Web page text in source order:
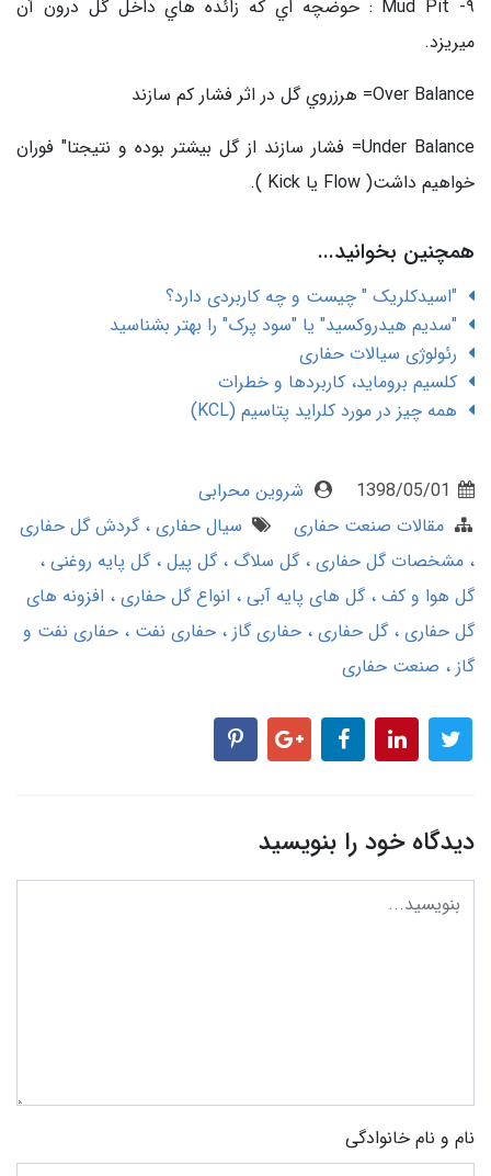
٩- Mud Pit : حوضچه اي كه زائده هاي داخل گل درون آن
ميريزد.
Over Balance= هرزروي گل در اثر فشار كم سازند
Under Balance= فشار سازند از گل بيشتر بوده و نتيجتا" فوران
خواهيم داشت( Flow يا Kick ).
همچنین بخوانید...
"اسیدکلریک " چیست و چه کاربردی دارد؟
"سدیم هیدروکسید" یا "سود پرک" را بهتر بشناسید
رئولوژی سیالات حفاری
کلسیم بروماید، کاربردها و خطرات
همه چیز در مورد کلراید پتاسیم (KCL)
شروین محرابی
مقالات صنعت حفاری
سیال حفاری گردش گل حفاری
مشخصات گل حفاری گل سلاگ گل پیل گل پایه روغنی
گل هوا و کف گل های پایه آبی انواع گل حفاری
افزونه های
گل حفاری گل حفاری حفاری گاز حفاری نفت
حفاری نفت و
گاز
صنعت حفاری
دیدگاه خود را بنویسید
نام و نام خانوادگی